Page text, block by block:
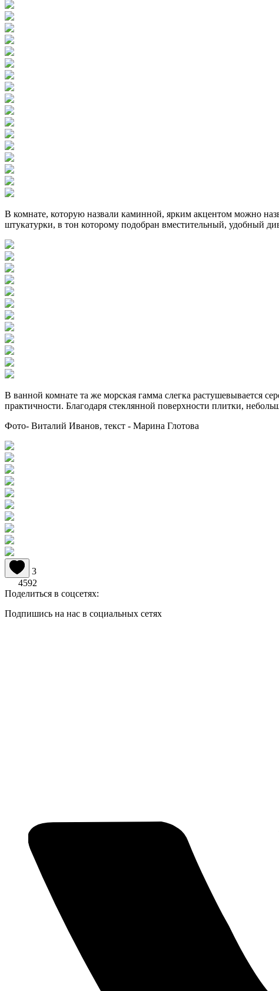
В комнате, которую назвали каминной, ярким акцентом можно
штукатурки, в тон которому подобран вместительный, удобный
В ванной комнате та же морская гамма слегка растушевывается
практичности. Благодаря стеклянной поверхности плитки,
Фото- Виталий Иванов, текст - Марина Глотова
3
4592
Поделиться в соцсетях:
Подпишись на нас в социальных сетях